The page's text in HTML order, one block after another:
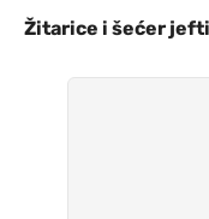
Žitarice i šećer